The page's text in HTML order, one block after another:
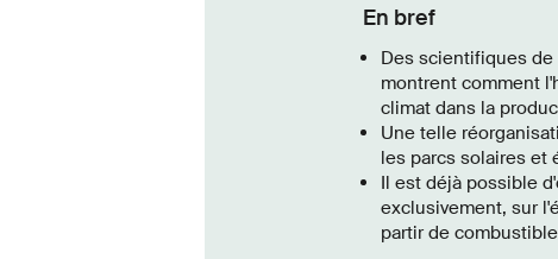
En bref
Des scientifiques
montrent comment
climat dans la
Une telle
les parcs solaires et
Il est déjà possible
exclusivement, sur
partir de